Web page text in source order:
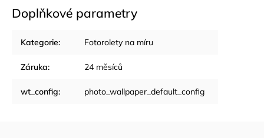
Doplňkové parametry
Kategorie: Fotorolety na míru
Záruka: 24 měsíců
wt_config: photo_wallpaper_default_config